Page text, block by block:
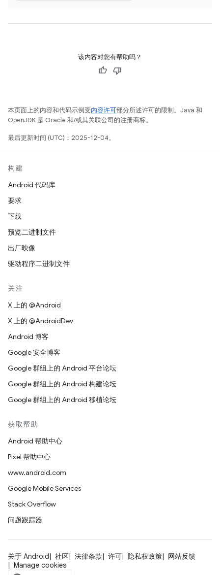
该内容对您有帮助吗？
本页面上的内容和代码示例受内容许可部分所述许可的限制。Java 和
OpenJDK 是 Oracle 和/或其关联公司的注册商标。
最后更新时间 (UTC)：2025-12-04。
构建
Android 代码库
要求
下载
预览二进制文件
出厂映像
驱动程序二进制文件
关注
X 上的 @Android
X 上的 @AndroidDev
Android 博客
Google 安全博客
Google 群组上的 Android 平台论坛
Google 群组上的 Android 构建论坛
Google 群组上的 Android 移植论坛
获取帮助
Android 帮助中心
Pixel 帮助中心
www.android.com
Google Mobile Services
Stack Overflow
问题跟踪器
关于 Android 社区 法律条款 许可 隐私权政策
网站反馈
Manage cookies